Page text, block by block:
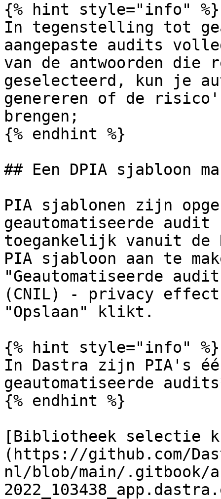
{% hint style="info" %}
In tegenstelling tot
aangepaste audits
van de antwoorden die
geselecteerd, kun je
genereren of de
brengen;
{% endhint %}
## Een DPIA sjabloon
PIA sjablonen zijn
geautomatiseerde
toegankelijk vanuit de
PIA sjabloon aan te
"Geautomatiseerde
(CNIL) - privacy
"Opslaan" klikt.
{% hint style="info" %}
In Dastra zijn PIA's
geautomatiseerde
{% endhint %}
[Bibliotheek selectie
(https://github.com/
nl/blob/main/.gitbook/